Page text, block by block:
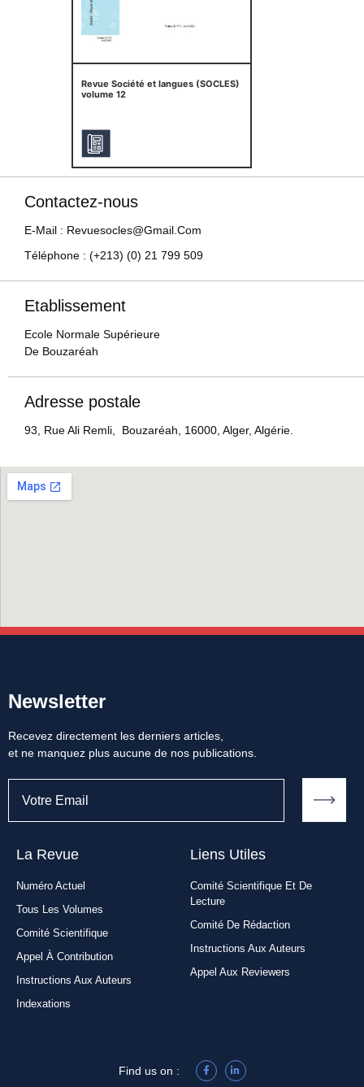
Revue Société et langues (SOCLES)
volume 12
Contactez-nous
E-Mail : Revuesocles@gmail.com
Téléphone : (+213) (0) 21 799 509
Etablissement
Ecole Normale Supérieure
De Bouzaréah
Adresse postale
93, Rue Ali Remli, Bouzaréah, 16000, Alger, Algérie.
Newsletter
Recevez directement les derniers articles,
et ne manquez plus aucune de nos publications.
La Revue
Numéro Actuel
Tous Les Volumes
Comité Scientifique
Appel À Contribution
Instructions Aux Auteurs
Indexations
Liens Utiles​
Comité Scientifique Et De
Lecture
Comité De Rédaction
Instructions Aux Auteurs
Appel Aux Reviewers
Find us on :